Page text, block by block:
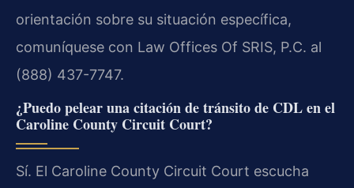
orientación sobre su situación específica,
comuníquese con Law Offices Of SRIS, P.C. al
(888) 437-7747.
¿Puedo pelear una citación de tránsito de CDL en el
Caroline County Circuit Court?
Sí. El Caroline County Circuit Court escucha